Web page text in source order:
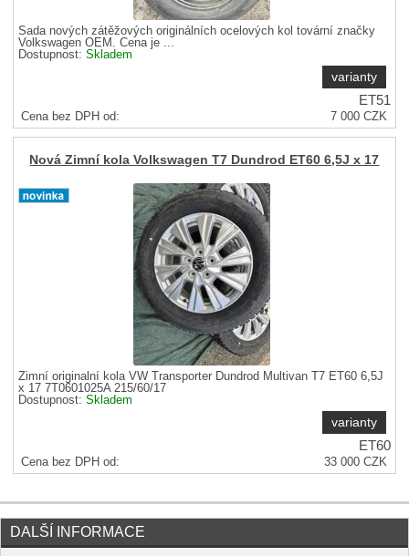
Sada nových zátěžových originálních ocelových kol tovární značky
Volkswagen OEM. Cena je ...
Dostupnost:Skladem
varianty
ET51
Cena bez DPH od: 7 000CZK
Cena s DPH od
8 470CZK
Sleva 90 %
Nová Zimní kola Volkswagen T7 Dundrod ET60 6,5J x 17
Zimní originalní kola VW Transporter Dundrod Multivan T7 ET60 6,5J
x 17 7T0601025A 215/60/17
Dostupnost:Skladem
varianty
ET60
Cena bez DPH od: 33 000CZK
Sleva 8 %
DALŠÍ INFORMACE